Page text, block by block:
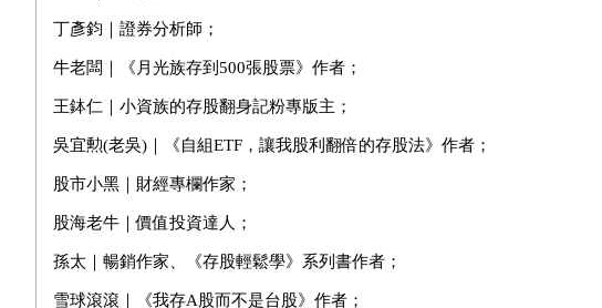
丁彥鈞｜證券分析師；
牛老闆｜《月光族存到500張股票》作者；
王鉢仁｜小資族的存股翻身記粉專版主；
吳宜勲(老吳)｜《自組ETF，讓我股利翻倍的存股法》作者；
股市小黑｜財經專欄作家；
股海老牛｜價值投資達人；
孫太｜暢銷作家、《存股輕鬆學》系列書作者；
雪球滾滾｜《我存A股而不是台股》作者；